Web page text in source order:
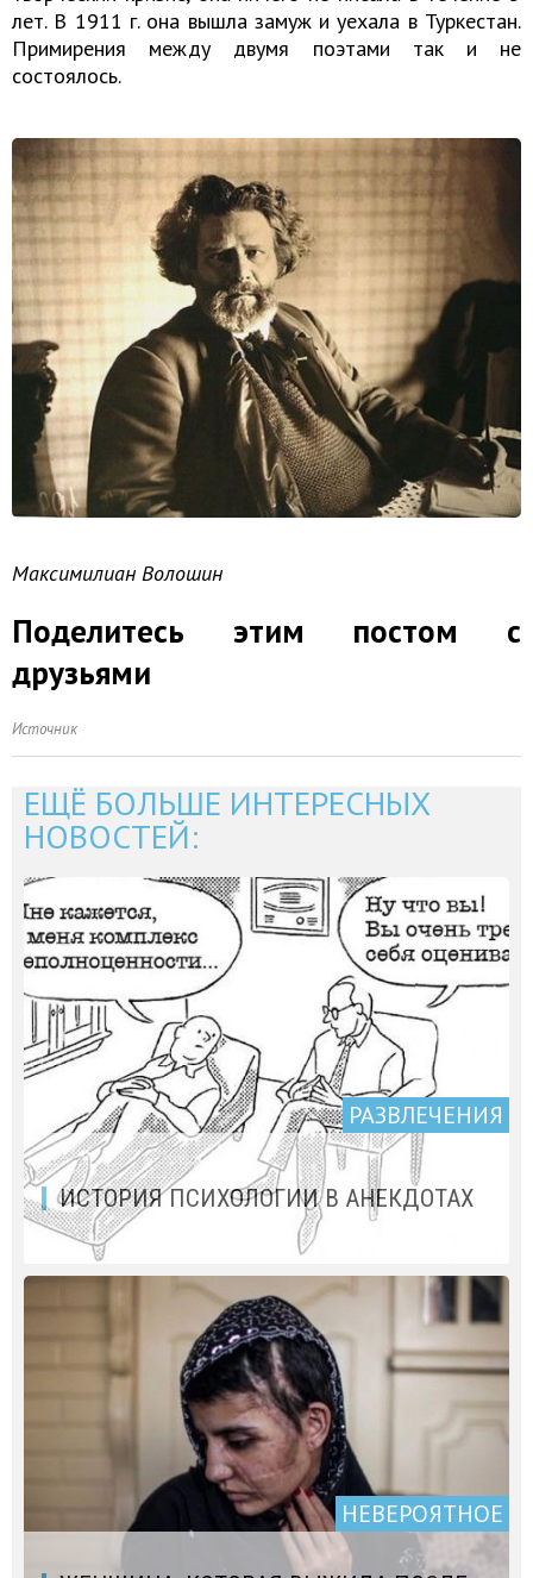
лет. В 1911 г. она вышла замуж и уехала в Туркестан.
Примирения между двумя поэтами так и не
состоялось.
Максимилиан Волошин
Поделитесь этим постом с
друзьями
Источник
ЕЩЁ БОЛЬШЕ ИНТЕРЕСНЫХ
НОВОСТЕЙ:
РАЗВЛЕЧЕНИЯ
ИСТОРИЯ ПСИХОЛОГИИ В АНЕКДОТАХ
НЕВЕРОЯТНОЕ